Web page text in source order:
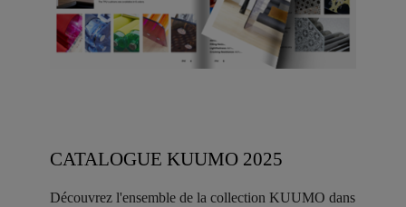
CATALOGUE KUUMO 2025
Découvrez l'ensemble de la collection KUUMO dans